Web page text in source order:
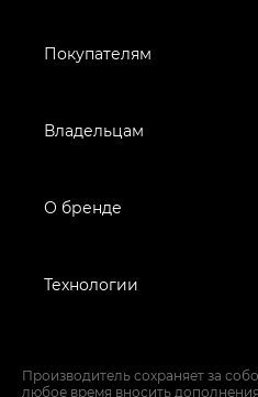
Покупателям
Владельцам
О бренде
Технологии
Производитель сохраняет за
любое время вносить